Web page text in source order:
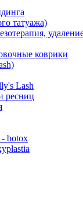
татуажа)
коврики
Lash
ресниц
- botox